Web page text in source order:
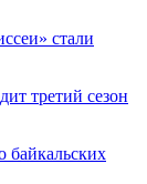
стали
третий сезон
байкальских